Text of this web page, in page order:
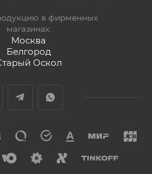
в фирменных
магазинах:
Москва
Белгород
Оскол